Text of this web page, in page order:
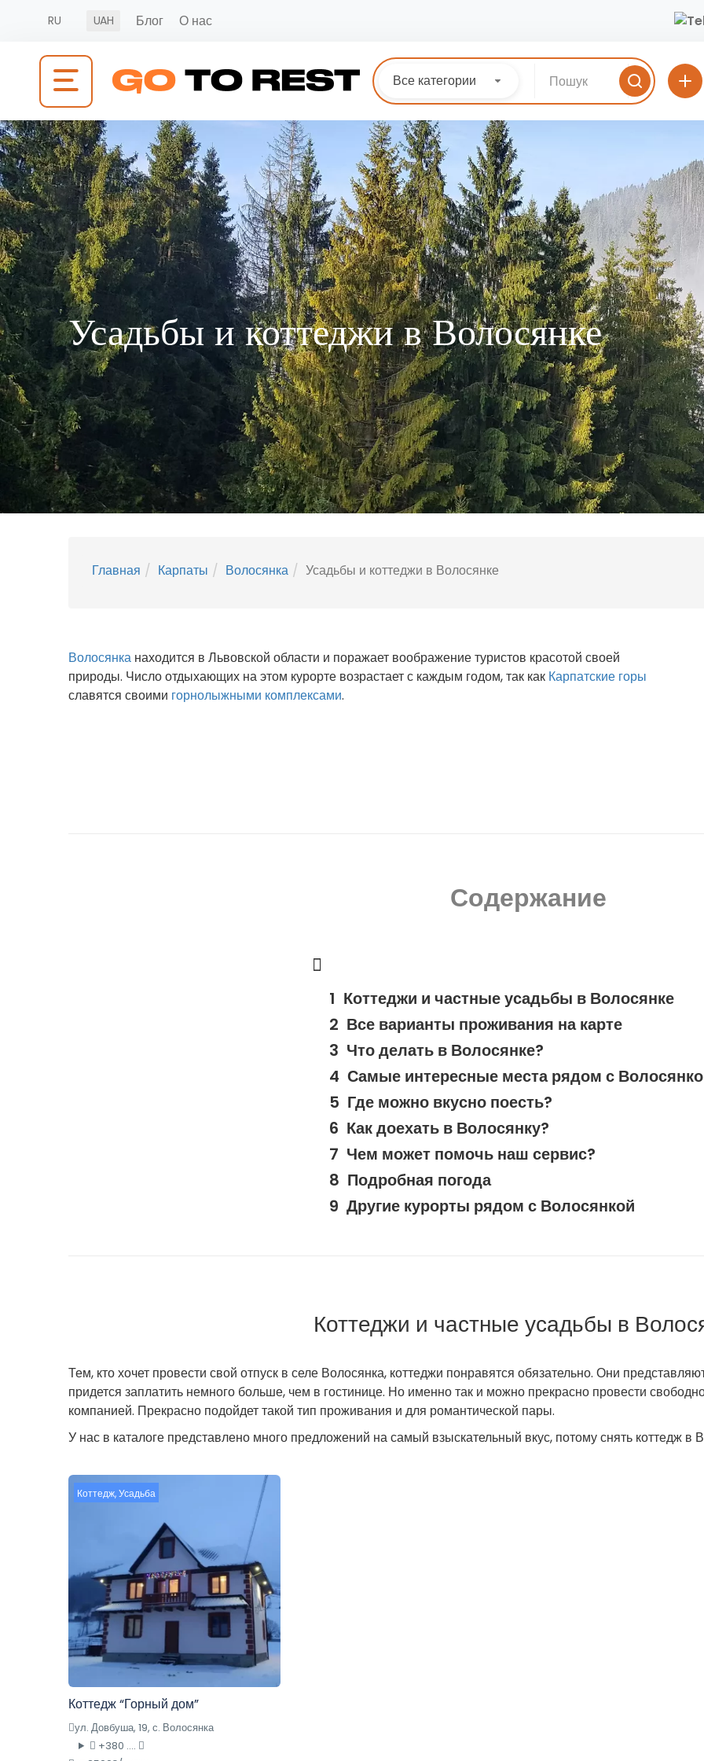
RU UAH Блог О нас
Все категории
Усадьбы и коттеджи в Волосянке
Главная Карпаты Волосянка Усадьбы и коттеджи в Волосянке
Волосянка находится в Львовской области и поражает воображение туристов красотой своей
природы. Число отдыхающих на этом курорте возрастает с каждым годом, так как Карпатские горы
славятся своими горнолыжными комплексами.
Содержание
Коттеджи и частные усадьбы в Волосянке
Все варианты проживания на карте
Что делать в Волосянке?
Самые интересные места рядом с
Где можно вкусно поесть?
Как доехать в Волосянку?
Чем может помочь наш сервис?
Подробная погода
Другие курорты рядом с Волосянкой
Коттеджи и частные усадьбы в
Тем, кто хочет провести свой отпуск в селе Волосянка, коттеджи понравятся обязательно. Они
придется заплатить немного больше, чем в гостинице. Но именно так и можно прекрасно провести
компанией. Прекрасно подойдет такой тип проживания и для романтической пары.
У нас в каталоге представлено много предложений на самый взыскательный вкус, потому снять коттедж в
Коттедж,Усадьба
Коттедж “Горный дом”
ул. Довбуша, 19, с. Волосянка
+380 ....